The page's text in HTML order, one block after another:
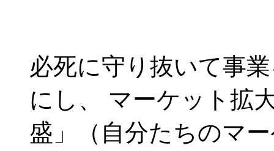
必死に守り抜いて事
にし、 マーケット拡
盛」（自分たちのマ